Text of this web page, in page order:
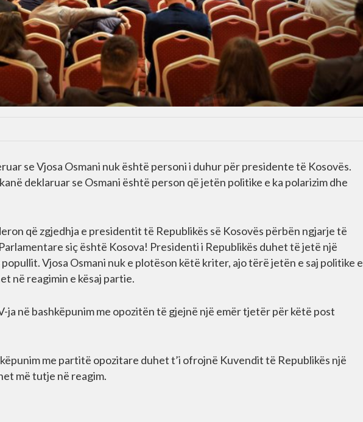
se Vjosa Osmani nuk është personi i duhur për presidente të Kosovës.
deklaruar se Osmani është person që jetën politike e ka polarizim dhe
që zgjedhja e presidentit të Republikës së Kosovës përbën ngjarje të
siç është Kosova! Presidenti i Republikës duhet të jetë një
Vjosa Osmani nuk e plotëson këtë kriter, ajo tërë jetën e saj politike e
në reagimin e kësaj partie.
ja në bashkëpunim me opozitën të gjejnë një emër tjetër për këtë post
me partitë opozitare duhet t’i ofrojnë Kuvendit të Republikës një
më tutje në reagim.